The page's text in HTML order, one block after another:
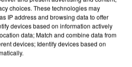
choices. These technologies may
IP address and browsing data to offer
devices based on information actively
data; Match and combine data from
devices; Identify devices based on